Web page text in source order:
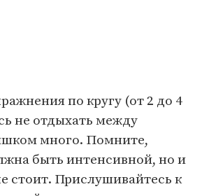
по кругу (от 2 до 4
не отдыхать между
много. Помните,
быть интенсивной, но и
стоит. Прислушивайтесь к